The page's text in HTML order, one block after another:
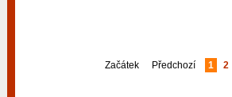
Začátek
Předchozí 1 2